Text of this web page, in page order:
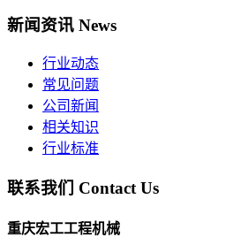
新闻资讯 News
行业动态
常见问题
公司新闻
相关知识
行业标准
联系我们 Contact Us
重庆宏工工程机械